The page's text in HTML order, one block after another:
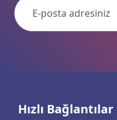
Hızlı Bağlantılar